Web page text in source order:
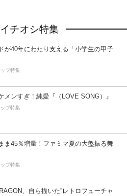
チオシ特集
が40年にわたり支える「小学生の甲子
プ特集
メンすぎ！純愛『（LOVE SONG）』
プ特集
ま45％増量！ファミマ夏の大盤振る舞
プ特集
、自ら描いた”レトロフューチャ